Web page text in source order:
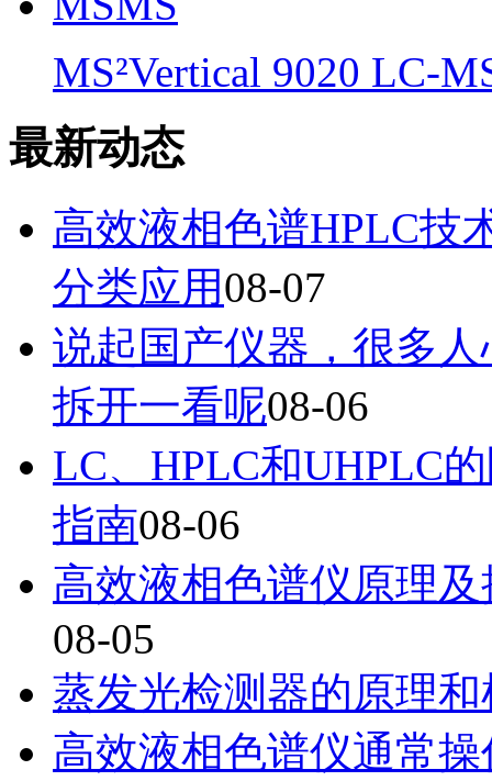
MS²Vertical 9020 LC-
最新动态
高效液相色谱HPLC技
分类应用08-07
说起国产仪器，很多
拆开一看呢08-06
LC、HPLC和UHPLC
指南08-06
高效液相色谱仪原理
08-05
蒸发光检测器的原理
高效液相色谱仪通常